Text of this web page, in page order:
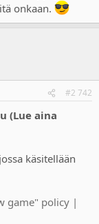
onkaan.
#2 742
(Lue aina
käsitellään
game" policy |